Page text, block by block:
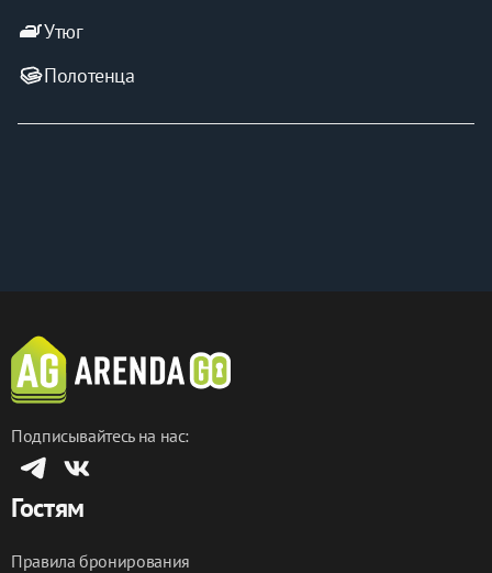
ironУтюг
Полотенца
Подписывайтесь на нас:
Гостям
Правила бронирования